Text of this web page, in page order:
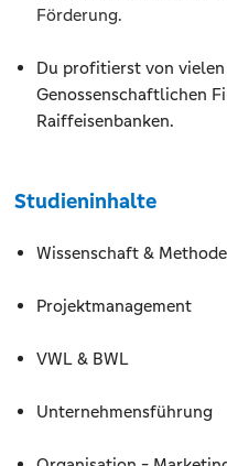
Förderung.
Du profitierst von
Genossenschaftlichen
Raiffeisenbanken.
Studieninhalte
Wissenschaft &
Projektmanagement
VWL & BWL
Unternehmensführung